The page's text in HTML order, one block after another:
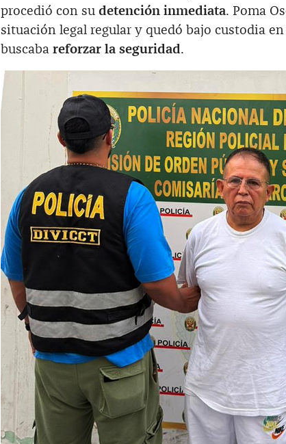
procedió con su detención inmediata. Poma
situación legal regular y quedó bajo custodia
buscaba reforzar la seguridad.